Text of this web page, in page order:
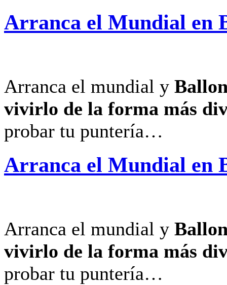
Arranca el Mundial en
Arranca el mundial y
vivirlo de la forma más
probar tu puntería…
Arranca el Mundial en
Arranca el mundial y
vivirlo de la forma más
probar tu puntería…